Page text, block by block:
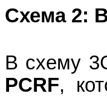
Схема 2:
В схему 3
PCRF,